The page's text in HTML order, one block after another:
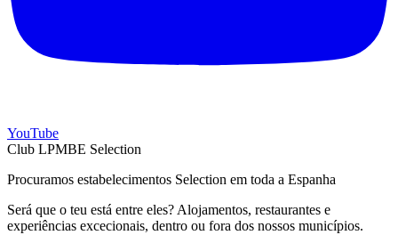
YouTube
Club LPMBE Selection
Procuramos estabelecimentos Selection em toda a Espanha
Será que o teu está entre eles? Alojamentos, restaurantes e
experiências excecionais, dentro ou fora dos nossos municípios.